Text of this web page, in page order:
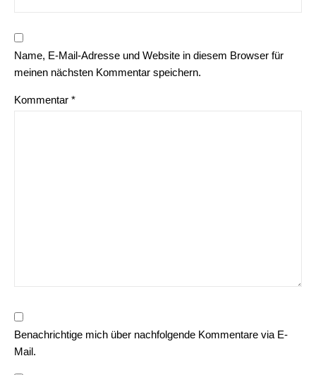
Name, E-Mail-Adresse und Website in diesem Browser für
meinen nächsten Kommentar speichern.
Kommentar *
Benachrichtige mich über nachfolgende Kommentare via E-
Mail.